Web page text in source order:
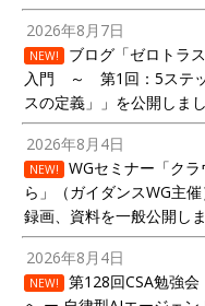
2026年8月7日
NEW!
ブログ「ゼロトラ
入門 ～ 第1回：5ステッ
スの定義」」を公開しま
2026年8月4日
NEW!
WGセミナー「ク
ら」（ガイダンスWG主
録画、資料を一般公開し
2026年8月4日
NEW!
第128回CSA勉強